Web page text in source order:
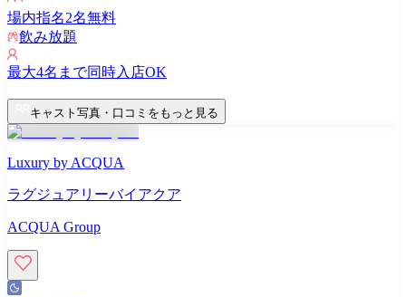
場内指名2名無料
飲み放題
最大4名まで同時入店OK
キャスト写真・口コミをもっと見る
Luxury by ACQUA
ラグジュアリーバイアクア
ACQUA Group